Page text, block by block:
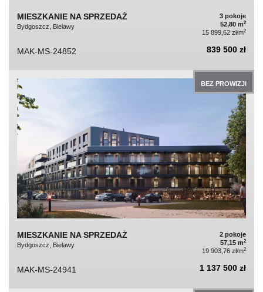
MIESZKANIE NA SPRZEDAŻ
Bydgoszcz, Bielawy
3 pokoje
52,80 m2
15 899,62 zł/m2
MAK-MS-24852 839 500 zł
BEZ PROWIZJI
MIESZKANIE NA SPRZEDAŻ
Bydgoszcz, Bielawy
2 pokoje
57,15 m2
19 903,76 zł/m2
MAK-MS-24941 1 137 500 zł